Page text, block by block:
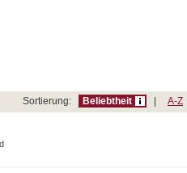
Sortierung: Beliebtheit A-Z